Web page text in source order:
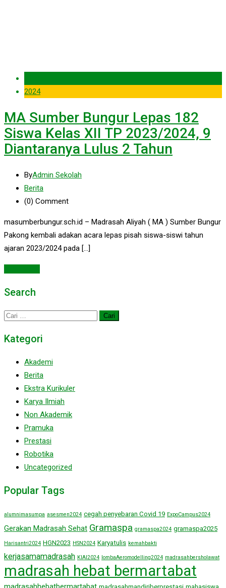
2024
MA Sumber Bungur Lepas 182
Siswa Kelas XII TP 2023/2024, 9
Diantaranya Lulus 2 Tahun
ByAdmin Sekolah
Berita
(0) Comment
masumberbungur.sch.id – Madrasah Aliyah ( MA ) Sumber Bungur
Pakong kembali adakan acara lepas pisah siswa-siswi tahun
ajaran 2023/2024 pada […]
Search
Cari
Kategori
Akademi
Berita
Ekstra Kurikuler
Karya Ilmiah
Non Akademik
Pramuka
Prestasi
Robotika
Uncategorized
Popular Tags
alumnimasumpa asesmen2024 cegah penyebaran Covid 19 ExpoCampus2024
Gerakan Madrasah Sehat Gramaspa gramaspa2024 gramaspa2025
Harisantri2024 HGN2023 HSN2024 Karyatulis kemahbakti
kerjasamamadrasah KIAI2024 lombaAeromodelling2024 madrasahbersholawat
madrasah hebat bermartabat